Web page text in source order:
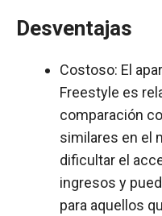
Desventajas
Costoso: El
Freestyle es
comparación
similares en el
dificultar el
ingresos y
para aquellos